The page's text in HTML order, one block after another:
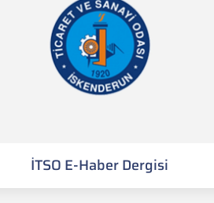
İTSO E-Haber Dergisi